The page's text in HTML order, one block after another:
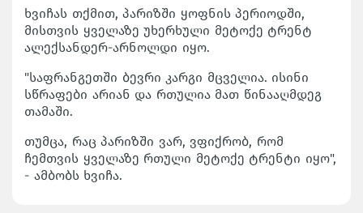
ხვიჩას თქმით, პარიზში ყოფნის პერიოდში,
მისთვის ყველაზე უხერხული მეტოქე ტრენტ
ალექსანდერ-არნოლდი იყო.
"საფრანგეთში ბევრი კარგი მცველია. ისინი
სწრაფები არიან და რთულია მათ წინააღმდეგ
თამაში.
თუმცა, რაც პარიზში ვარ, ვფიქრობ, რომ
ჩემთვის ყველაზე რთული მეტოქე ტრენტი იყო",
- ამბობს ხვიჩა.